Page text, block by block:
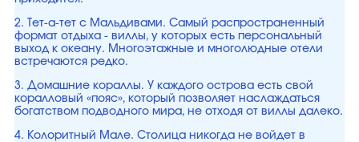
2. Тет-а-тет с Мальдивами. Самый распространенный
формат отдыха - виллы, у которых есть персональный
выход к океану. Многоэтажные и многолюдные отели
встречаются редко.
3. Домашние кораллы. У каждого острова есть свой
коралловый «пояс», который позволяет наслаждаться
богатством подводного мира, не отходя от виллы далеко.
4. Колоритный Мале. Столица никогда не войдет в